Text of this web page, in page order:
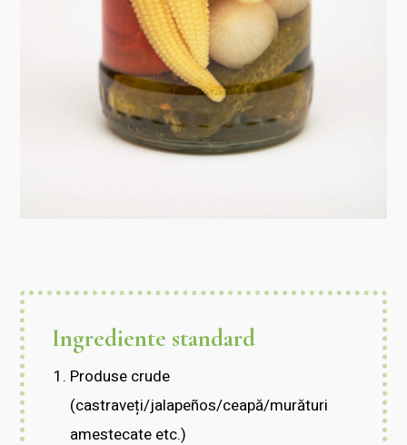
Ingrediente standard
Produse crude
(castraveți/jalapeños/ceapă/murături
amestecate etc.)